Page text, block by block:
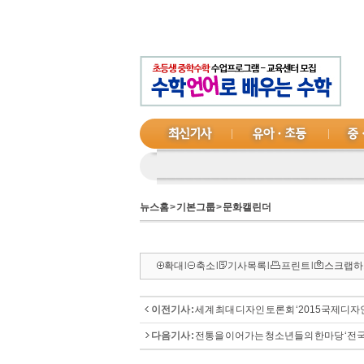
뉴스홈>기본그룹>문화캘린더
확대 축소 기사목록 프린트 스크랩
이전기사 :세계 최대 디자인 토론회 ‘2015국제디자
다음기사 : 전통을 이어가는 청소년들의 한마당 ‘전